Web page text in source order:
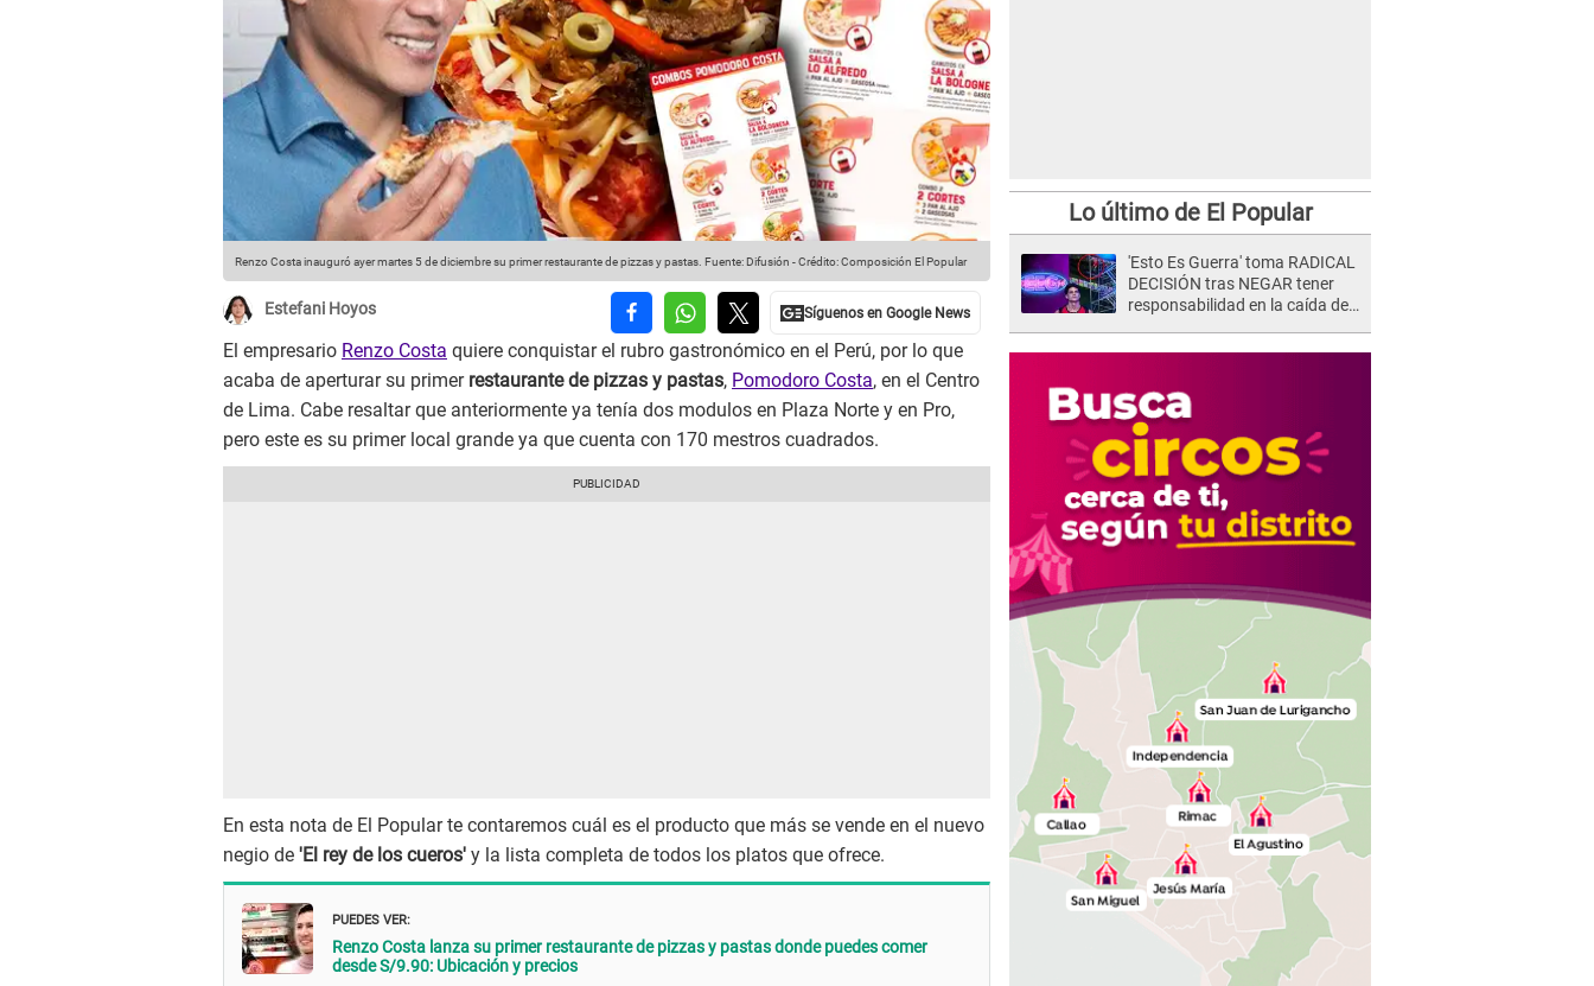
Renzo Costa inauguró ayer martes 5 de diciembre su primer restaurante de pizzas y pastas. Fuente: Difusión -Crédito: Composición El Popular
Estefani Hoyos
El empresario Renzo Costa quiere conquistar el rubro gastronómico en el Perú, por lo que
acaba de aperturar su primer restaurante de pizzas y pastas, Pomodoro Costa, en el Centro
de Lima. Cabe resaltar que anteriormente ya tenía dos modulos en Plaza Norte y en Pro,
pero este es su primer local grande ya que cuenta con 170 mestros cuadrados.
En esta nota de El Popular te contaremos cuál es el producto que más se vende en el nuevo
negio de 'El rey de los cueros' y la lista completa de todos los platos que ofrece.
PUEDES VER:
Renzo Costa lanza su primer restaurante de pizzas y pastas donde puedes comer
desde S/9.90: Ubicación y precios
Lo último de El Popular
'Esto Es Guerra' toma RADICAL
DECISIÓN tras NEGAR tener
responsabilidad en la caída de